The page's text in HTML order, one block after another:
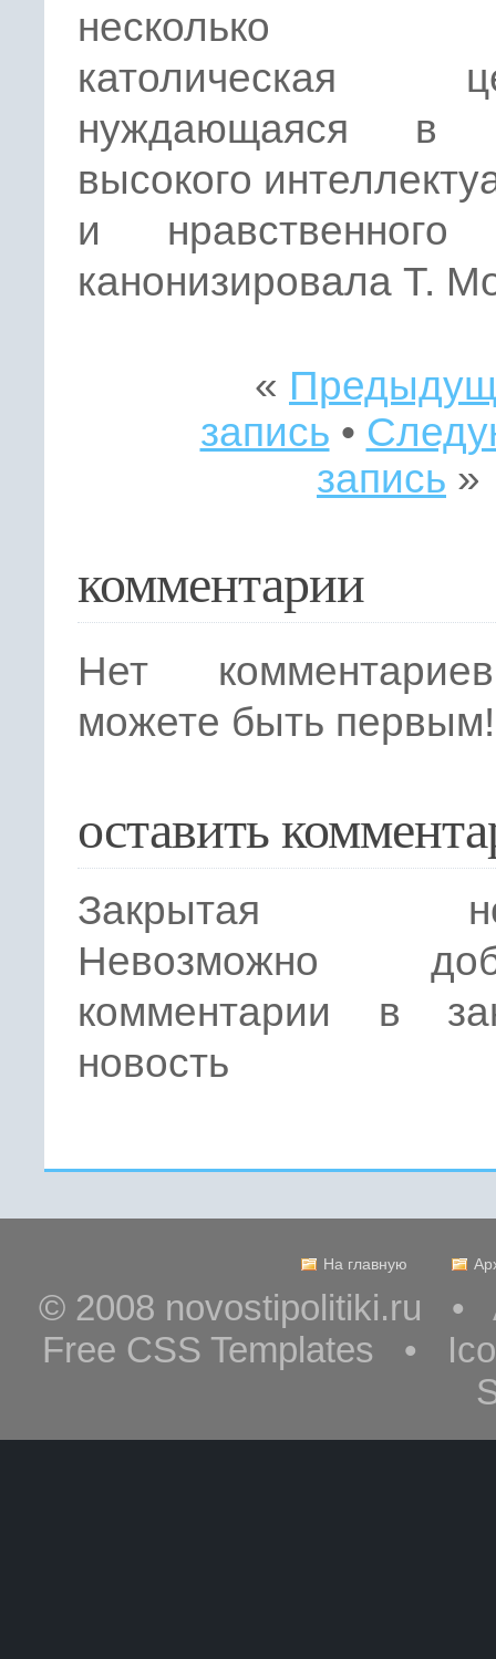
несколько
католическая
нуждающаяся в
высокого
и нравственного
канони­зировала Т.
«
запись •
запись »
комментарии
Нет
можете быть первым!
оставить
Закрытая
Невозможно
комментарии в
новость
На главную
© 2008 novostipolitiki.ru •
Free CSS Templates •